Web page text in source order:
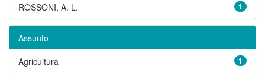
1
ROSSONI, A. L.
Assunto
1
Agricultura